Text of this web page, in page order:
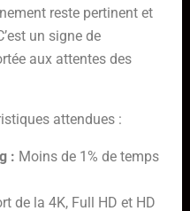
reste pertinent et
un signe de
aux attentes des
attendues :
: Moins de 1% de temps
de la 4K, Full HD et HD